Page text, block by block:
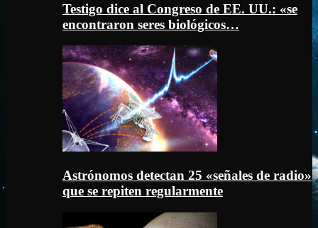
Testigo dice al Congreso de EE. UU.: «se
encontraron seres biológicos…
Astrónomos detectan 25 «señales de radio»
que se repiten regularmente